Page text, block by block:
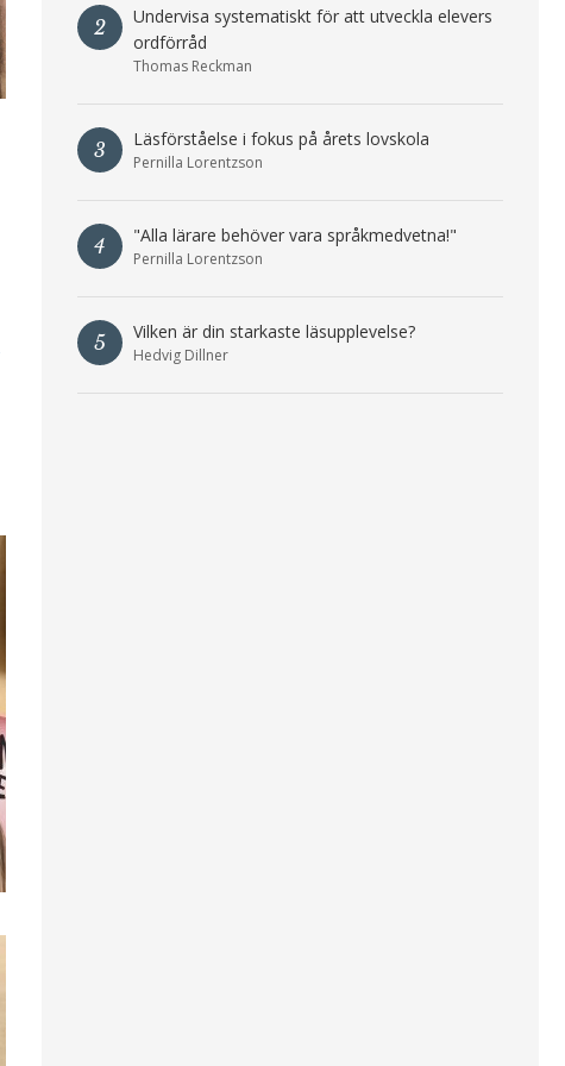
2
Undervisa systematiskt för att utveckla elevers
ordförråd
Thomas Reckman
3 Läsförståelse i fokus på årets lovskola
Pernilla Lorentzson
4 "Alla lärare behöver vara språkmedvetna!"
Pernilla Lorentzson
5 Vilken är din starkaste läsupplevelse?
Hedvig Dillner